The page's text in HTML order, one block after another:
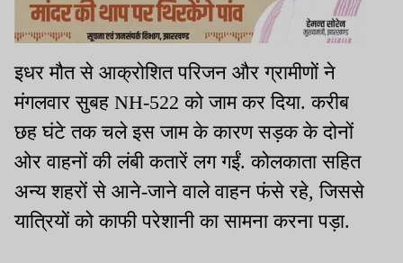
इधर मौत से आक्रोशित परिजन और ग्रामीणों ने
मंगलवार सुबह NH-522 को जाम कर दिया. करीब
छह घंटे तक चले इस जाम के कारण सड़क के दोनों
ओर वाहनों की लंबी कतारें लग गईं. कोलकाता सहित
अन्य शहरों से आने-जाने वाले वाहन फंसे रहे, जिससे
यात्रियों को काफी परेशानी का सामना करना पड़ा.